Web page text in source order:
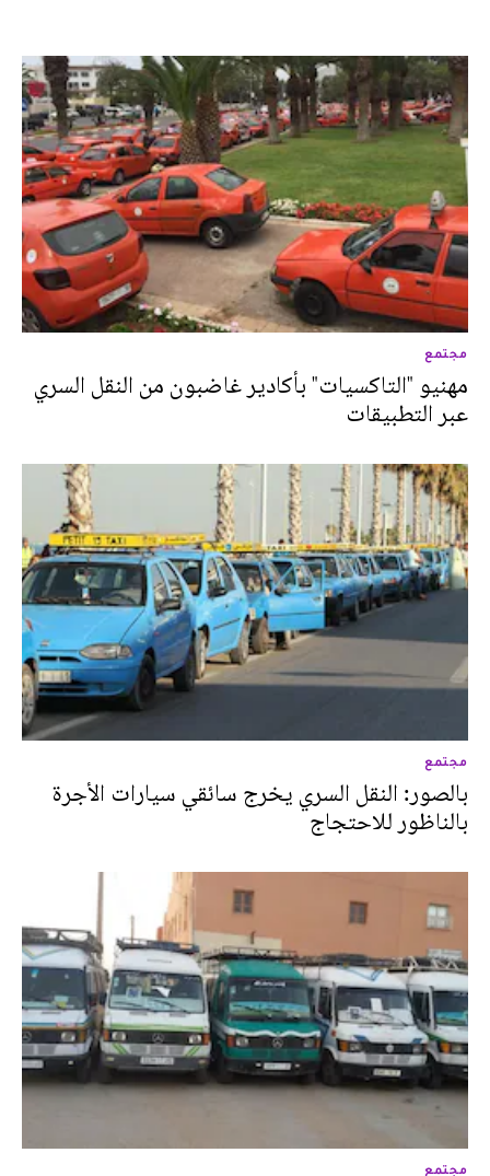
مجتمع
مهنيو "التاكسيات" بأكادير غاضبون من النقل السري
عبر التطبيقات
مجتمع
بالصور: النقل السري يخرج سائقي سيارات الأجرة
بالناظور للاحتجاج
مجتمع